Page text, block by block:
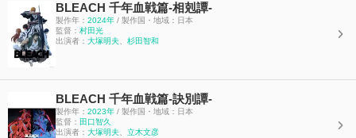
BLEACH 千年血戦篇-相剋譚-
製作年： 2024年 / 製作国・地域：日本
監督： 村⽥光
出演者： 大塚明夫、 杉田智和
BLEACH 千年血戦篇-訣別譚-
製作年： 2023年 / 製作国・地域：日本
監督： 田口智久
出演者： 大塚明夫、 立木文彦